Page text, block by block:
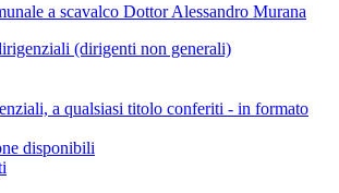
a scavalco Dottor Alessandro Murana
(dirigenti non generali)
a qualsiasi titolo conferiti - in formato
disponibili